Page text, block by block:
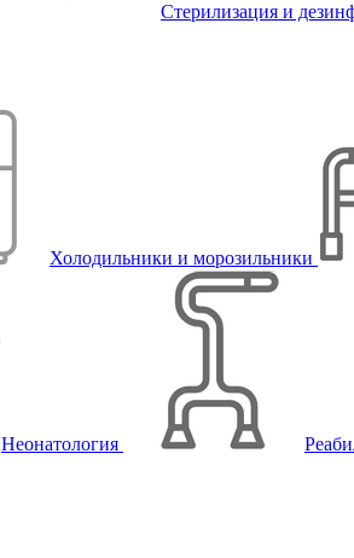
Стерилизация и
Холодильники и морозильники
Неонатология